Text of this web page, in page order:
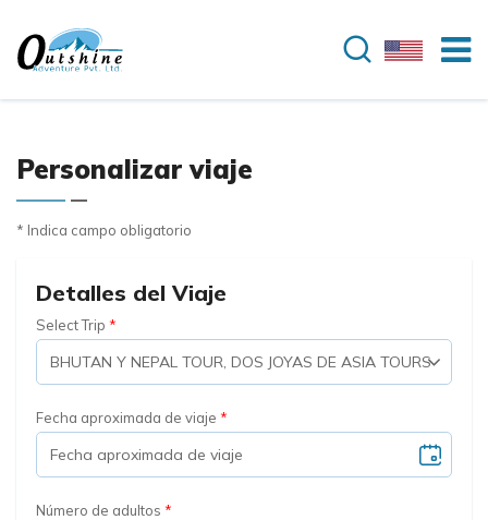
Personalizar viaje
* Indica campo obligatorio
Detalles del Viaje
Select Trip
Fecha aproximada de viaje
Número de adultos